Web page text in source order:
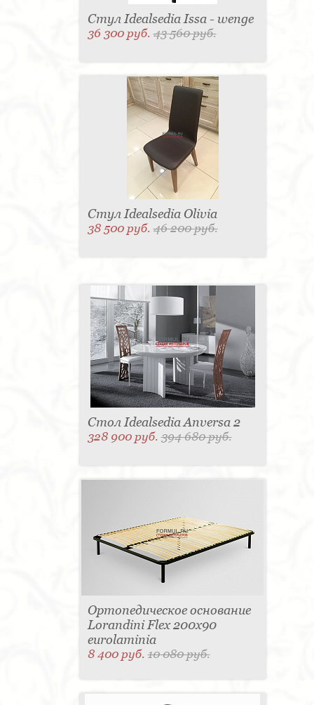
Стул Idealsedia Issa - wenge
36 300 руб.43 560 руб.
Стул Idealsedia Olivia
38 500 руб.46 200 руб.
Стол Idealsedia Anversa 2
328 900 руб.394 680 руб.
Ортопедическое основание
Lorandini Flex 200x90
eurolaminia
8 400 руб.10 080 руб.